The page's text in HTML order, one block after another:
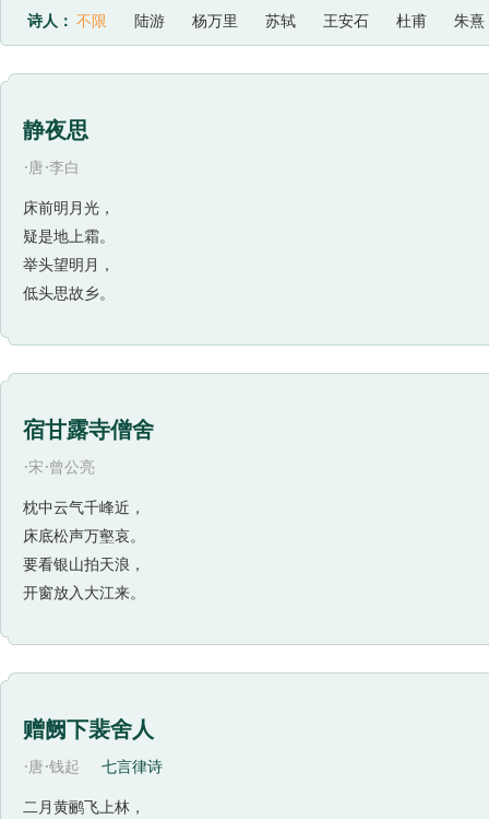
传记 驳论 劝谏
诗人： 不限 陆游 杨万里 苏轼 王安石 杜甫 朱熹
静夜思
·唐·李白
床前明月光，
疑是地上霜。
举头望明月，
低头思故乡。
宿甘露寺僧舍
·宋·曾公亮
枕中云气千峰近，
床底松声万壑哀。
要看银山拍天浪，
开窗放入大江来。
赠阙下裴舍人
·唐·钱起 七言律诗
二月黄鹂飞上林，